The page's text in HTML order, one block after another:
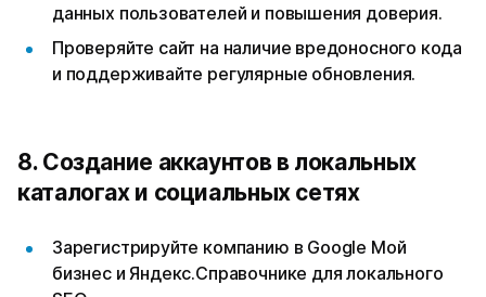
данных пользователей и повышения доверия.
Проверяйте сайт на наличие вредоносного кода
и поддерживайте регулярные обновления.
8. Создание аккаунтов в локальных
каталогах и социальных сетях
Зарегистрируйте компанию в Google Мой
бизнес и Яндекс.Справочнике для локального